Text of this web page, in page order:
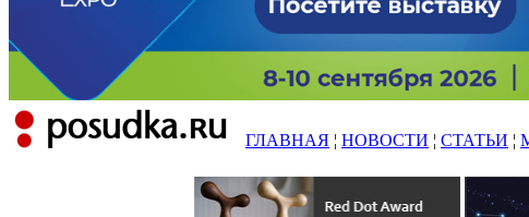
ГЛАВНАЯ ¦ НОВОСТИ ¦ СТАТЬИ ¦